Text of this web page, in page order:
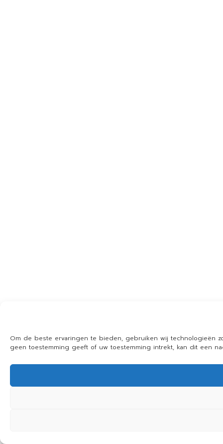
Om de beste ervaringen te bieden, gebruiken wij technologieën
geen toestemming geeft of uw toestemming intrekt, kan dit een